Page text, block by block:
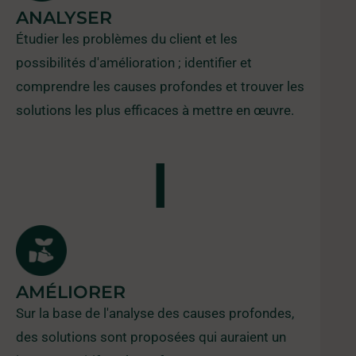
ANALYSER
Étudier les problèmes du client et les
possibilités d'amélioration ; identifier et
comprendre les causes profondes et trouver les
solutions les plus efficaces à mettre en œuvre.
I
AMÉLIORER
Sur la base de l'analyse des causes profondes,
des solutions sont proposées qui auraient un